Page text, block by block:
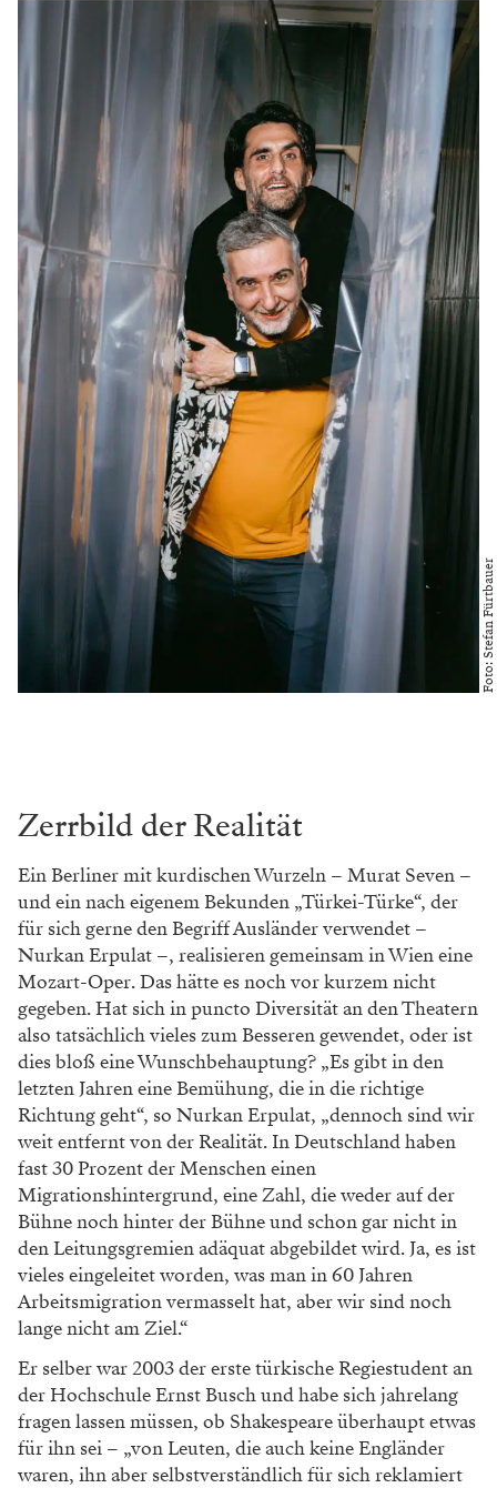
Foto: Stefan Fürtbauer
Zerrbild der Realität
Ein Berliner mit kurdischen Wurzeln – Murat Seven –
und ein nach eigenem Bekunden „Türkei-Türke“, der
für sich gerne den Begriff Ausländer verwendet –
Nurkan Erpulat –, realisieren gemeinsam in Wien eine
Mozart-Oper. Das hätte es noch vor kurzem nicht
gegeben. Hat sich in puncto Diversität an den Theatern
also tatsächlich vieles zum Besseren gewendet, oder ist
dies bloß eine Wunschbehauptung? „Es gibt in den
letzten Jahren eine Bemühung, die in die richtige
Richtung geht“, so Nurkan Erpulat, „dennoch sind wir
weit entfernt von der Realität. In Deutschland haben
fast 30 Prozent der Menschen einen
Migrationshintergrund, eine Zahl, die weder auf der
Bühne noch hinter der Bühne und schon gar nicht in
den Leitungsgremien adäquat abgebildet wird. Ja, es ist
vieles eingeleitet worden, was man in 60 Jahren
Arbeitsmigration vermasselt hat, aber wir sind noch
lange nicht am Ziel.“
Er selber war 2003 der erste türkische Regiestudent an
der Hochschule Ernst Busch und habe sich jahrelang
fragen lassen müssen, ob Shakespeare überhaupt etwas
für ihn sei – „von Leuten, die auch keine Engländer
waren, ihn aber selbstverständlich für sich reklamiert